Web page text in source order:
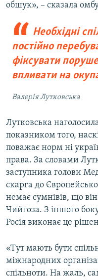
обшук», – сказала
Необхідні
постійно
фіксувати
впливати на
Валерія Лутковська
Лутковська
показником того,
поважає норм ні
права. За словами
заступника голови
скарга до
немає сумнівів, що
Чийгоза. З іншого
Росія виконає це
«Тут мають бути
міжнародних
спільноти. На жаль,